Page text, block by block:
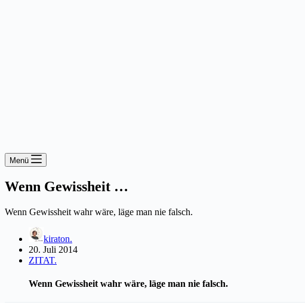
Menü
Wenn Gewissheit …
Wenn Gewissheit wahr wäre, läge man nie falsch.
kiraton.
20. Juli 2014
ZITAT.
Wenn Gewissheit wahr wäre, läge man nie falsch.